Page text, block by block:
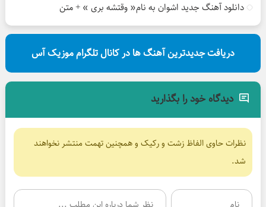
دانلود آهنگ جدید اشوان به نام« وقتشه بری » + متن
دریافت جدیدترین آهنگ ها در کانال تلگرام موزیک آس
دیدگاه خود را بگذارید
نظرات حاوی الفاظ زشت و رکیک و همچنین تهمت منتشر نخواهند
شد.